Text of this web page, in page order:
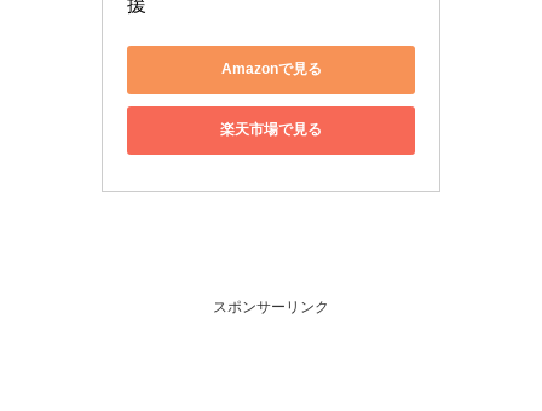
Amazonで見る
楽天市場で見る
スポンサーリンク